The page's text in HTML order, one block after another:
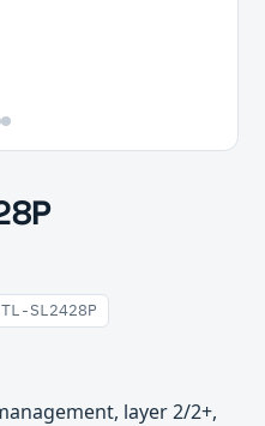
SL2428P
layer 2/2+,